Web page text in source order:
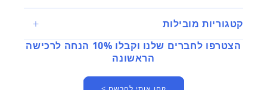
קטגוריות מובילות
הצטרפו לחברים שלנו וקבלו 10% הנחה לרכישה
הראשונה